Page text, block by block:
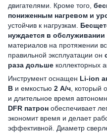
двигателями. Кроме того,
пониженным нагревом и
устойчив к нагрузкам.
нуждается в обслуживании
материалов на протяжении
правильной эксплуатации он
раза дольше коллекторных
Инструмент оснащен Li-ion
В и емкостью 2 А/ч , который
и длительное время
DFR патрон обеспечивает
экономит время и делает
эффективной. Диаметр